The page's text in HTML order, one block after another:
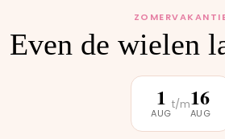
Even de wielen
1
AUG
t/m16
AUG